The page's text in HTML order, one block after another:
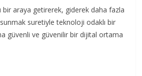
bir araya getirerek, giderek daha fazla
suretiyle teknoloji odaklı bir
güvenli ve güvenilir bir dijital ortama